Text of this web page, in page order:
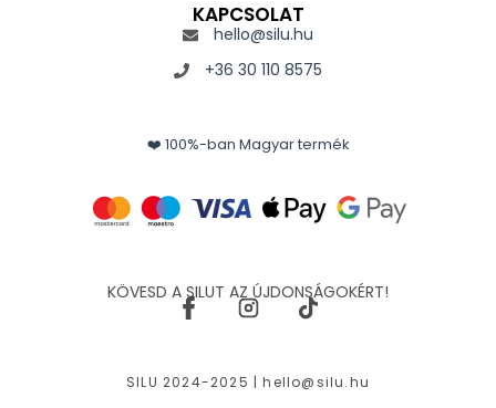
KAPCSOLAT
hello@silu.hu
+36 30 110 8575
❤️ 100%-ban Magyar termék
KÖVESD A SILUT AZ ÚJDONSÁGOKÉRT!
SILU 2024-2025 |hello@silu.hu